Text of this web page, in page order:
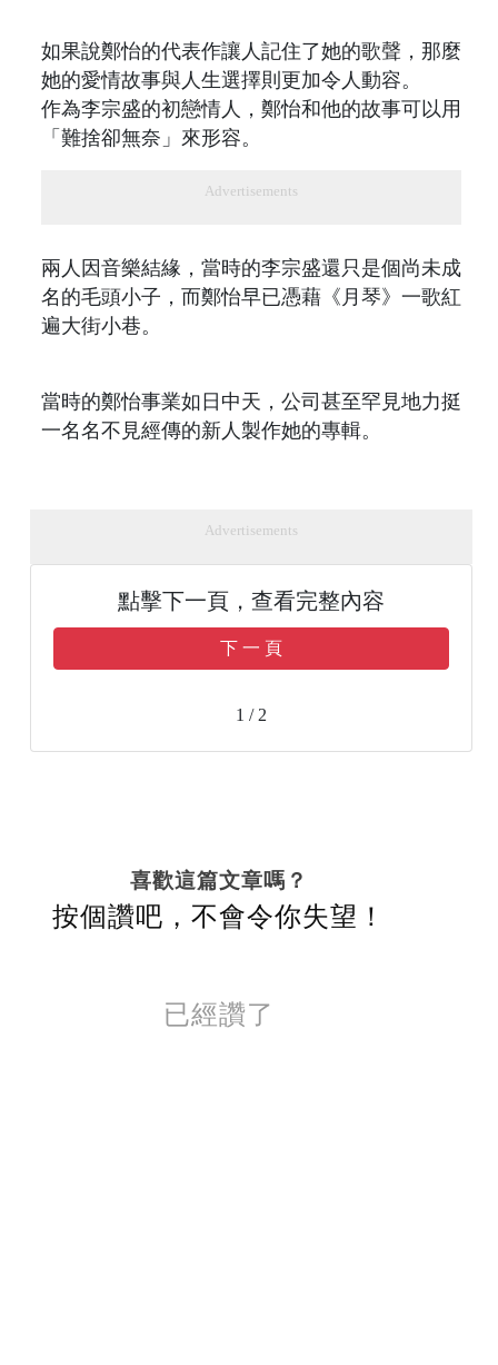
如果說鄭怡的代表作讓人記住了她的歌聲，那麼
她的愛情故事與人生選擇則更加令人動容。
作為李宗盛的初戀情人，鄭怡和他的故事可以用
「難捨卻無奈」來形容。
Advertisements
兩人因音樂結緣，當時的李宗盛還只是個尚未成
名的毛頭小子，而鄭怡早已憑藉《月琴》一歌紅
遍大街小巷。
當時的鄭怡事業如日中天，公司甚至罕見地力挺
一名名不見經傳的新人製作她的專輯。
Advertisements
點擊下一頁，查看完整內容
下 一 頁
1 / 2
喜歡這篇文章嗎？
按個讚吧，不會令你失望！
已經讚了